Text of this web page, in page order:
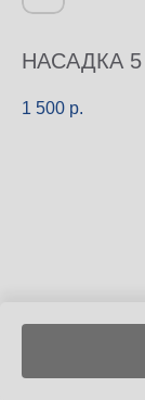
НАСАДКА 5
1 500 р.